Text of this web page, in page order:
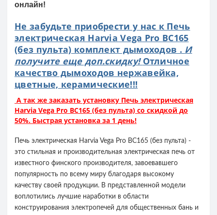
онлайн!
Не забудьте приобрести у нас к Печь
электрическая Harvia Vega Pro BC165
(без пульта) комплект дымоходов . И
получите еще доп.скидку!Отличное
качество дымоходов нержавейка,
цветные, керамические!!!
А так же заказать установку Печь электрическая
Harvia Vega Pro BC165 (без пульта) со скидкой до
50%. Быстрая установка за 1 день!
Печь электрическая Harvia Vega Pro BC165 (без пульта) -
это стильная и производительная электрическая печь от
известного финского производителя, завоевавшего
популярность по всему миру благодаря высокому
качеству своей продукции. В представленной модели
воплотились лучшие наработки в области
конструирования электропечей для общественных бань и